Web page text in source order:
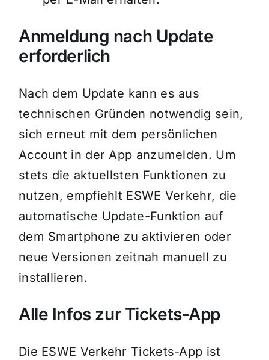
Anmeldung nach Update
erforderlich
Nach dem Update kann es aus
technischen Gründen notwendig sein,
sich erneut mit dem persönlichen
Account in der App anzumelden. Um
stets die aktuellsten Funktionen zu
nutzen, empfiehlt ESWE Verkehr, die
automatische Update-Funktion auf
dem Smartphone zu aktivieren oder
neue Versionen zeitnah manuell zu
installieren.
Alle Infos zur Tickets-App
Die ESWE Verkehr Tickets-App ist